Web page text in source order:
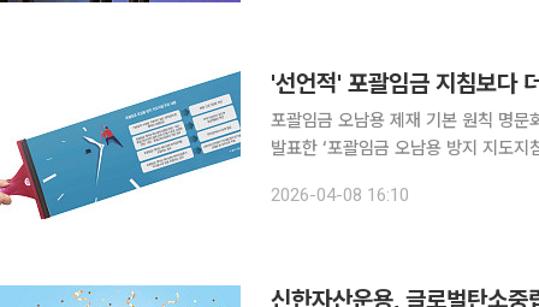
'선언적' 포괄임금 지침보다
포괄임금 오남용 제재 기본 원칙 명문화 국정
발표한 ‘포괄임금 오남용 방지 지도
행정력으로 근절하겠다는 기본 원칙
2026-04-08 16:10